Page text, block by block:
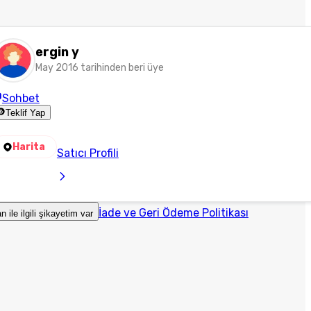
ergin y
May 2016 tarihinden beri üye
Sohbet
Teklif Yap
Harita Satıcı Profili
ile ilgili şikayetim var İade ve Geri Ödeme Politikası